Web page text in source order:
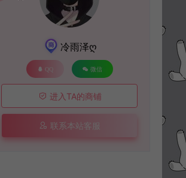
冷雨泽ღ
QQ 微信
进入TA的商铺
联系本站客服